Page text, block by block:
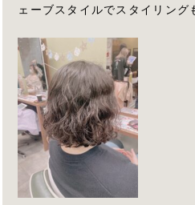
ェーブスタイルでスタイリング